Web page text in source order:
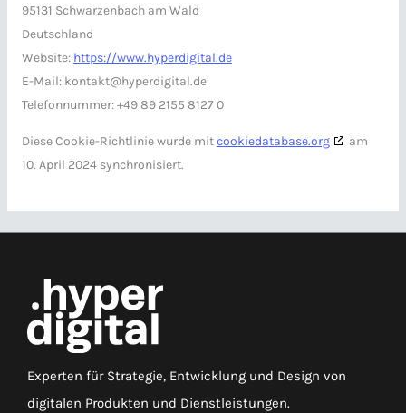
95131 Schwarzenbach am Wald
Deutschland
Website: https://www.hyperdigital.de
E-Mail: kontakt@hyperdigital.de
Telefonnummer: +49 89 2155 8127 0
Diese Cookie-Richtlinie wurde mitcookiedatabase.org
am
10. April 2024 synchronisiert.
Experten für Strategie, Entwicklung und Design von
digitalen Produkten und Dienstleistungen.